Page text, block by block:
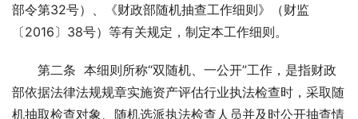
部令第32号）、《财政部随机抽查工作细则》（财监
〔2016〕38号）等有关规定，制定本工作细则。
第二条  本细则所称“双随机、一公开”工作，是指财政
部依据法律法规规章实施资产评估行业执法检查时，采取随
机抽取检查对象、随机选派执法检查人员并及时公开抽查情